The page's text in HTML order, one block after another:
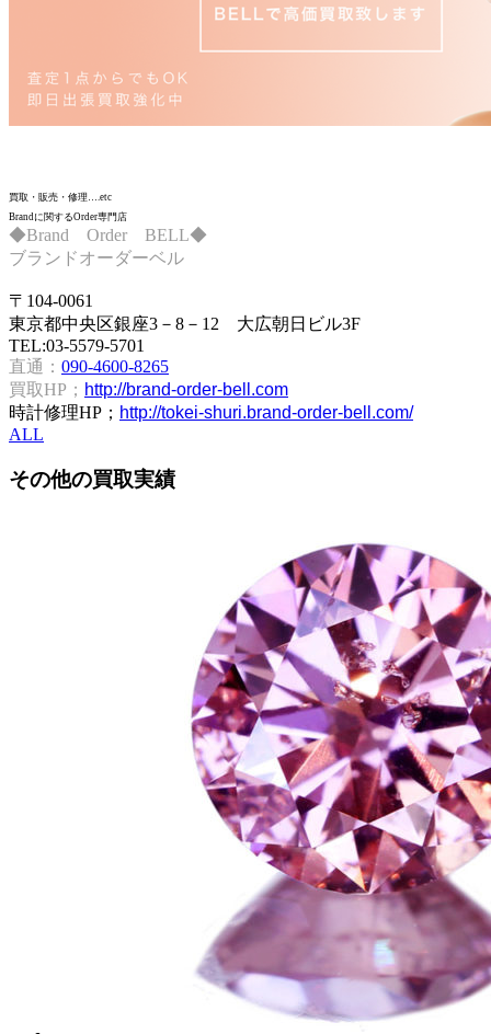
買取・販売・修理….etc
Brandに関するOrder専門店
◆Brand Order BELL◆
ブランドオーダーベル
〒104-0061
東京都中央区銀座3－8－12 大広朝日ビル3F
TEL:03-5579-5701
直通： 090-4600-8265
買取HP； http://brand-order-bell.com
時計修理HP； http://tokei-shuri.brand-order-bell.com/
ALL
その他の買取実績